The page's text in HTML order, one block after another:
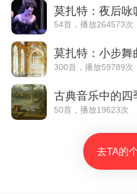
莫扎特：夜后咏
54首，播放264573次
莫扎特：小步舞
300首，播放59789次
古典音乐中的四
50首，播放19623次
去TA的